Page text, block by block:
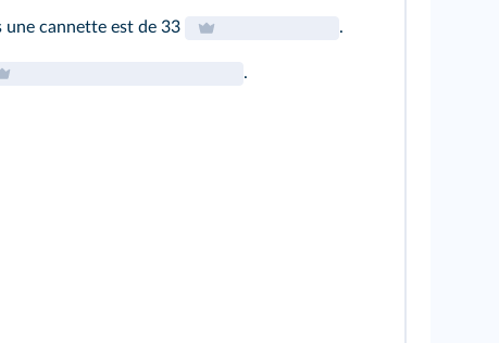
une cannette est de 33 .
.